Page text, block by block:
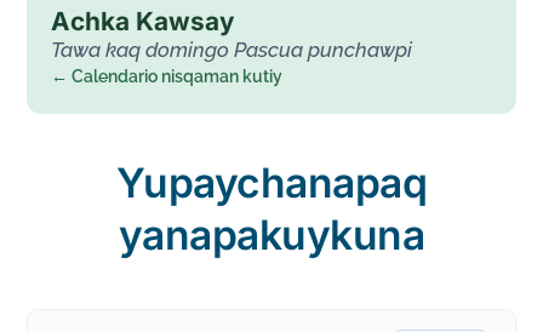
Achka Kawsay
Tawa kaq domingo Pascua punchawpi
← Calendario nisqaman kutiy
Yupaychanapaq
yanapakuykuna